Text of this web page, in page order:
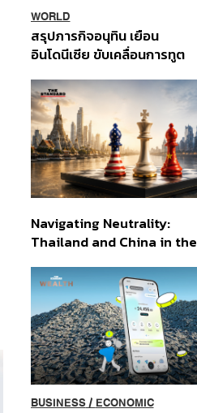
WORLD
สรุปภารกิจอนุทิน เยือน
อินโดนีเซีย ขับเคลื่อนการทูต
ส่วนยุทธศาสตร์ไทย –
อินโดนีเซีย
Navigating Neutrality:
Thailand and China in the
Order
BUSINESS/ ECONOMIC